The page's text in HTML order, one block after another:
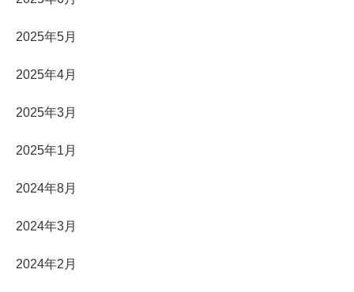
2025年5月
2025年4月
2025年3月
2025年1月
2024年8月
2024年3月
2024年2月